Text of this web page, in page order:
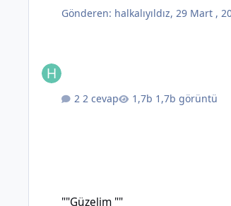
Gönderen: halkalıyıldız,29 Mart ,
2 cevap 1,7b görüntü
""Güzelim ""